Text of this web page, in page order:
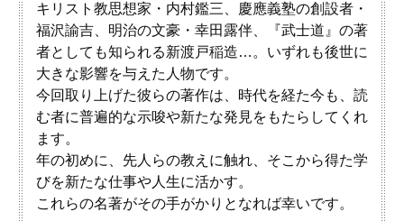
キリスト教思想家・内村鑑三、慶應義塾の創設者・
福沢諭吉、明治の文豪・幸田露伴、『武士道』の著
者としても知られる新渡戸稲造…。いずれも後世に
大きな影響を与えた人物です。
今回取り上げた彼らの著作は、時代を経た今も、読
む者に普遍的な示唆や新たな発見をもたらしてくれ
ます。
年の初めに、先人らの教えに触れ、そこから得た学
びを新たな仕事や人生に活かす。
これらの名著がその手がかりとなれば幸いです。